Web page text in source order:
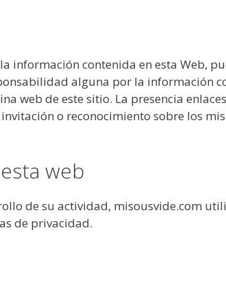
información contenida en esta Web,
alguna por la información
web de este sitio. La presencia
o reconocimiento sobre los
web
de su actividad, misousvide.com
de privacidad.